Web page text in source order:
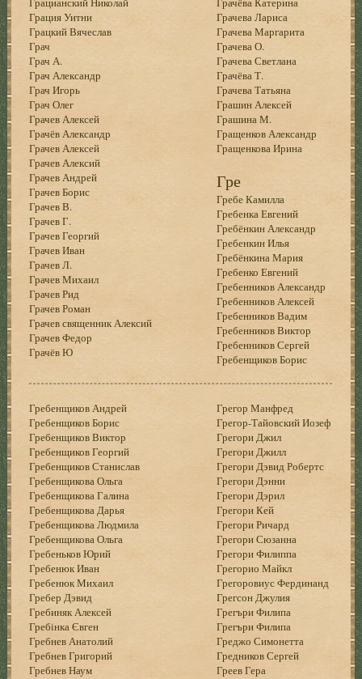
Грация Уитни
Грацкий Вячеслав
Грач
Грач А.
Грач Александр
Грач Игорь
Грач Олег
Грачев Алексей
Грачёв Александр
Грачев Алексей
Грачев Алексий
Грачев Андрей
Грачев Борис
Грачев В.
Грачев Г.
Грачев Георгий
Грачев Иван
Грачев Л.
Грачев Михаил
Грачев Рид
Грачев Роман
Грачев священник Алексий
Грачев Федор
Грачёв Ю
Грачева Лариса
Грачева Маргарита
Грачева О.
Грачева Светлана
Грачёва Т.
Грачева Татьяна
Грашин Алексей
Грашина М.
Гращенков Александр
Гращенкова Ирина
Гре
Гребе Камилла
Гребенка Евгений
Гребёнкин Александр
Гребенкин Илья
Гребёнкина Мария
Гребенко Евгений
Гребенников Александр
Гребенников Алексей
Гребенников Вадим
Гребенников Виктор
Гребенников Сергей
Гребенщиков Борис
Гребенщиков Андрей
Гребенщиков Борис
Гребенщиков Виктор
Гребенщиков Георгий
Гребенщиков Станислав
Гребенщикова Ольга
Гребенщикова Галина
Гребенщикова Дарья
Гребенщикова Людмила
Гребенщикова Ольга
Гребеньков Юрий
Гребенюк Иван
Гребенюк Михаил
Гребер Дэвид
Гребиняк Алексей
Гребінка Євген
Гребнев Анатолий
Гребнев Григорий
Гребнев Наум
Грегор Манфред
Грегор-Тайовский Иозеф
Грегори Джил
Грегори Джилл
Грегори Дэвид Робертс
Грегори Дэнни
Грегори Дэрил
Грегори Кей
Грегори Ричард
Грегори Сюзанна
Грегори Филиппа
Грегорио Майкл
Грегоровиус Фердинанд
Грегсон Джулия
Грегъри Филипа
Грегъри Филипа
Греджо Симонетта
Гредников Сергей
Греев Гера